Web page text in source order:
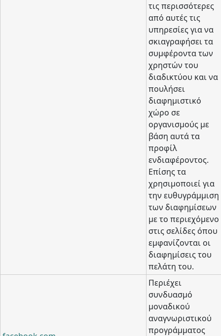
τις περισσότερες
από αυτές τις
υπηρεσίες για να
σκιαγραφήσει τα
συμφέροντα των
χρηστών του
διαδικτύου και να
πουλήσει
διαφημιστικό
χώρο σε
οργανισμούς με
βάση αυτά τα
προφίλ
ενδιαφέροντος.
Επίσης τα
χρησιμοποιεί για
την ευθυγράμμιση
των διαφημίσεων
με το περιεχόμενο
στις σελίδες όπου
εμφανίζονται οι
διαφημίσεις του
πελάτη του.
Περιέχει
συνδυασμό
μοναδικού
αναγνωριστικού
προγράμματος